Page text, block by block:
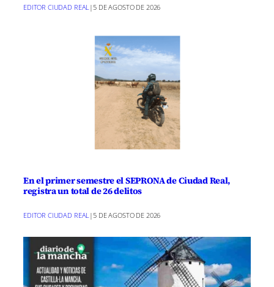
EDITOR CIUDAD REAL|5 DE AGOSTO DE 2026
En el primer semestre el SEPRONA de Ciudad Real,
registra un total de 26 delitos
EDITOR CIUDAD REAL|5 DE AGOSTO DE 2026